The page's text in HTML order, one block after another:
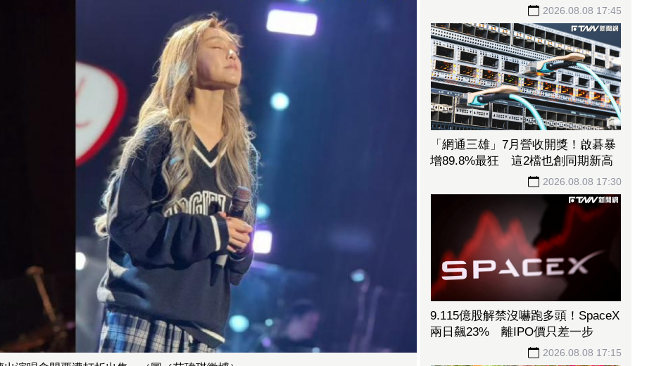
2026.08.08 17:45
「網通三雄」7月營收開獎！啟碁暴
增89.8%最狂 這2檔也創同期新高
2026.08.08 17:30
9.115億股解禁沒嚇跑多頭！SpaceX
兩日飆23% 離IPO價只差一步
2026.08.08 17:15